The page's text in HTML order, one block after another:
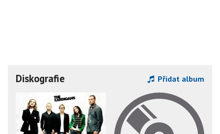
Diskografie Přidat album